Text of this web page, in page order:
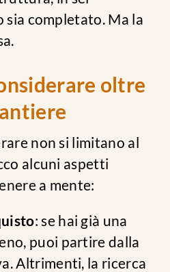
completato. Ma la
oltre
non si limitano al
alcuni aspetti
a mente:
: se hai già una
puoi partire dalla
Altrimenti, la ricerca